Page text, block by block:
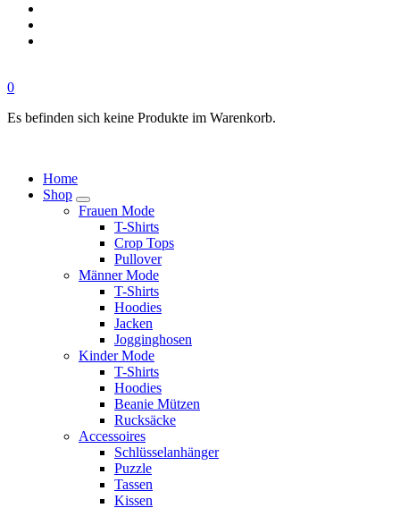
0
Es befinden sich keine Produkte im Warenkorb.
Home
Shop
Frauen Mode
T-Shirts
Crop Tops
Pullover
Männer Mode
T-Shirts
Hoodies
Jacken
Jogginghosen
Kinder Mode
T-Shirts
Hoodies
Beanie Mützen
Rucksäcke
Accessoires
Schlüsselanhänger
Puzzle
Tassen
Kissen